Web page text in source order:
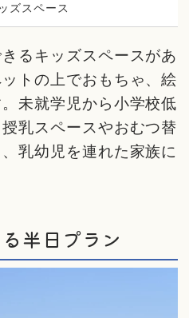
ズスペース
るキッズスペースがあ
トの上でおもちゃ、絵
未就学児から小学校低
乳スペースやおむつ替
乳幼児を連れた家族に
半日プラン